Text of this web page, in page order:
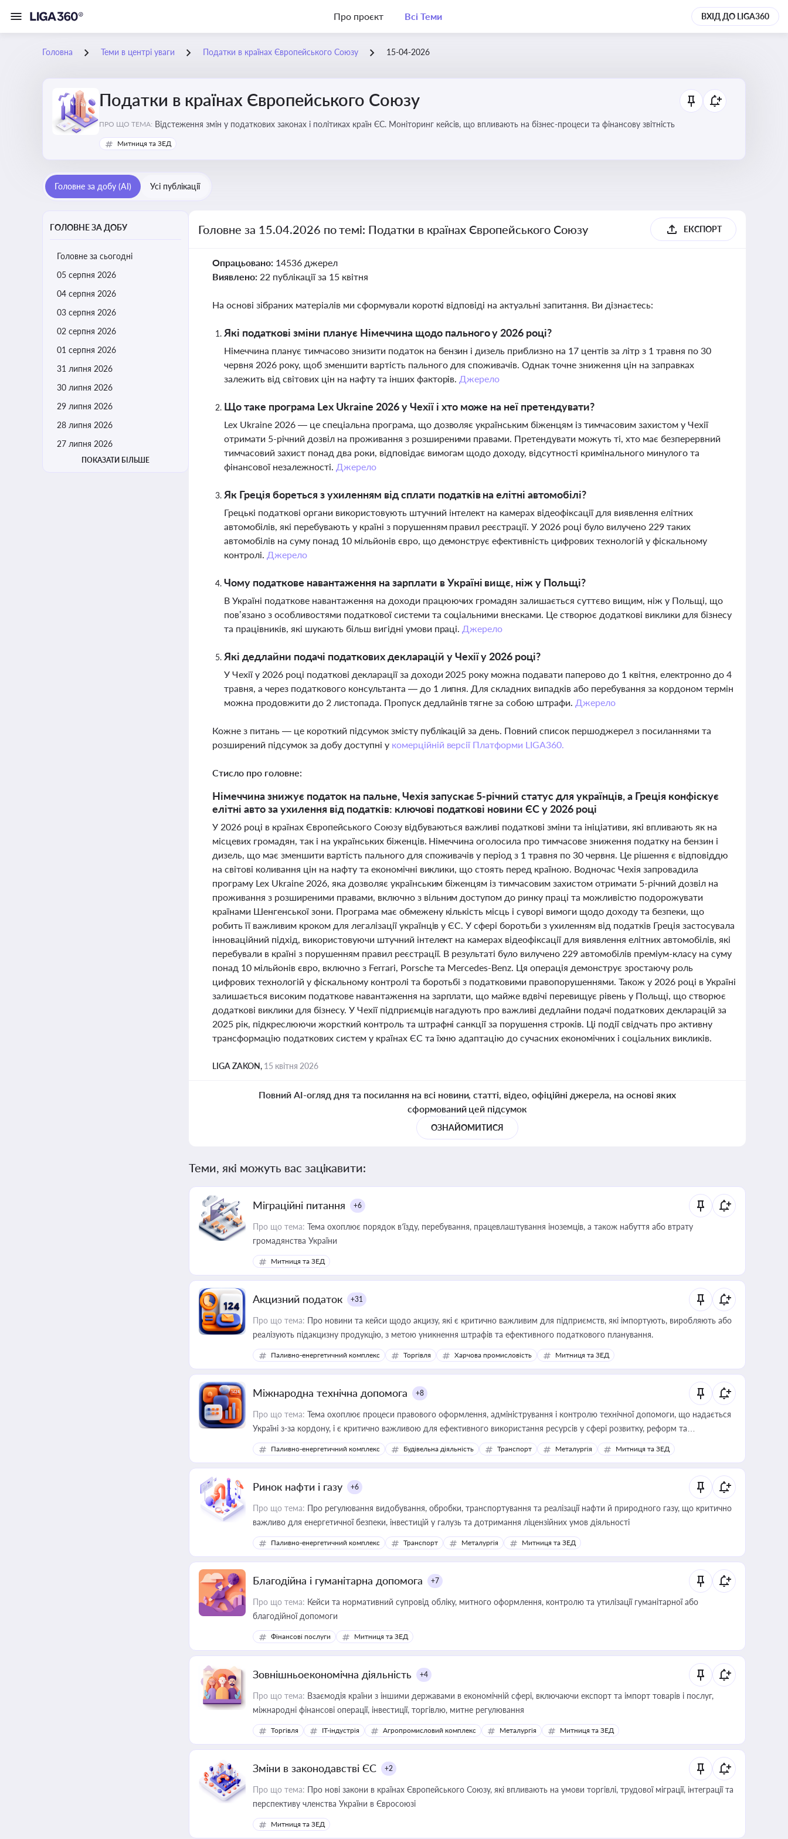
Про проєкт Всі Теми ВХІД ДО LIGA360
Головна Теми в центрі уваги Податки в країнах Європейського Союзу 15-04-2026
Податки в країнах Європейського Союзу
ПРО ЩО ТЕМА: Відстеження змін у податкових законах і політиках країн ЄС. Моніторинг кейсів, що впливають на бізнес-процеси та фінансову звітність
Митниця та ЗЕД
Головне за добу (AI) Усі публікації
ГОЛОВНЕ ЗА ДОБУ
Головне за сьогодні
05 серпня 2026
04 серпня 2026
03 серпня 2026
02 серпня 2026
01 серпня 2026
31 липня 2026
30 липня 2026
29 липня 2026
28 липня 2026
27 липня 2026
ПОКАЗАТИ БІЛЬШЕ
Головне за 15.04.2026 по темі: Податки в країнах Європейського Союзу ЕКСПОРТ
Опрацьовано: 14536 джерел
Виявлено: 22 публікації за 15 квітня
На основі зібраних матеріалів ми сформували короткі відповіді на актуальні запитання. Ви дізнаєтесь:
Які податкові зміни планує Німеччина щодо пального у 2026 році?
Німеччина планує тимчасово знизити податок на бензин і дизель приблизно на 17 центів за літр з 1 травня по 30
червня 2026 року, щоб зменшити вартість пального для споживачів. Однак точне зниження цін на заправках
залежить від світових цін на нафту та інших факторів. Джерело
Що таке програма Lex Ukraine 2026 у Чехії і хто може на неї претендувати?
Lex Ukraine 2026 — це спеціальна програма, що дозволяє українським біженцям із тимчасовим захистом у Чехії
отримати 5-річний дозвіл на проживання з розширеними правами. Претендувати можуть ті, хто має безперервний
тимчасовий захист понад два роки, відповідає вимогам щодо доходу, відсутності кримінального минулого та
фінансової незалежності. Джерело
Як Греція бореться з ухиленням від сплати податків на елітні автомобілі?
Грецькі податкові органи використовують штучний інтелект на камерах відеофіксації для виявлення елітних
автомобілів, які перебувають у країні з порушенням правил реєстрації. У 2026 році було вилучено 229 таких
автомобілів на суму понад 10 мільйонів євро, що демонструє ефективність цифрових технологій у фіскальному
контролі. Джерело
Чому податкове навантаження на зарплати в Україні вищє, ніж у Польщі?
В Україні податкове навантаження на доходи працюючих громадян залишається суттєво вищим, ніж у Польщі, що
пов’язано з особливостями податкової системи та соціальними внесками. Це створює додаткові виклики для бізнесу
та працівників, які шукають більш вигідні умови праці. Джерело
Які дедлайни подачі податкових декларацій у Чехії у 2026 році?
У Чехії у 2026 році податкові декларації за доходи 2025 року можна подавати паперово до 1 квітня, електронно до 4
травня, а через податкового консультанта — до 1 липня. Для складних випадків або перебування за кордоном термін
можна продовжити до 2 листопада. Пропуск дедлайнів тягне за собою штрафи. Джерело
Кожне з питань — це короткий підсумок змісту публікацій за день. Повний список першоджерел з посиланнями та
розширений підсумок за добу доступні у комерційній версії Платформи LIGA360.
Стисло про головне:
Німеччина знижує податок на пальне, Чехія запускає 5-річний статус для українців, а Греція конфіскує
елітні авто за ухилення від податків: ключові податкові новини ЄС у 2026 році
У 2026 році в країнах Європейського Союзу відбуваються важливі податкові зміни та ініціативи, які впливають як на
місцевих громадян, так і на українських біженців. Німеччина оголосила про тимчасове зниження податку на бензин і
дизель, що має зменшити вартість пального для споживачів у період з 1 травня по 30 червня. Це рішення є відповіддю
на світові коливання цін на нафту та економічні виклики, що стоять перед країною. Водночас Чехія запровадила
програму Lex Ukraine 2026, яка дозволяє українським біженцям із тимчасовим захистом отримати 5-річний дозвіл на
проживання з розширеними правами, включно з вільним доступом до ринку праці та можливістю подорожувати
країнами Шенгенської зони. Програма має обмежену кількість місць і суворі вимоги щодо доходу та безпеки, що
робить її важливим кроком для легалізації українців у ЄС. У сфері боротьби з ухиленням від податків Греція застосувала
інноваційний підхід, використовуючи штучний інтелект на камерах відеофіксації для виявлення елітних автомобілів, які
перебували в країні з порушенням правил реєстрації. В результаті було вилучено 229 автомобілів преміум-класу на суму
понад 10 мільйонів євро, включно з Ferrari, Porsche та Mercedes-Benz. Ця операція демонструє зростаючу роль
цифрових технологій у фіскальному контролі та боротьбі з податковими правопорушеннями. Також у 2026 році в Україні
залишається високим податкове навантаження на зарплати, що майже вдвічі перевищує рівень у Польщі, що створює
додаткові виклики для бізнесу. У Чехії підприємців нагадують про важливі дедлайни подачі податкових декларацій за
2025 рік, підкреслюючи жорсткий контроль та штрафні санкції за порушення строків. Ці події свідчать про активну
трансформацію податкових систем у країнах ЄС та їхню адаптацію до сучасних економічних і соціальних викликів.
LIGA ZAKON, 15 квітня 2026
Повний AI-огляд дня та посилання на всі новини, статті, відео, офіційні джерела, на основі яких
сформований цей підсумок
ОЗНАЙОМИТИСЯ
Теми, які можуть вас зацікавити:
Міграційні питання +6
Про що тема: Тема охоплює порядок в’їзду, перебування, працевлаштування іноземців, а також набуття або втрату
громадянства України
Митниця та ЗЕД
Акцизний податок +31
Про що тема: Про новини та кейси щодо акцизу, які є критично важливим для підприємств, які імпортують, виробляють або
реалізують підакцизну продукцію, з метою уникнення штрафів та ефективного податкового планування.
Паливно-енергетичний комплекс Торгівля Харчова промисловість Митниця та ЗЕД
Міжнародна технічна допомога +8
Про що тема: Тема охоплює процеси правового оформлення, адміністрування і контролю технічної допомоги, що надається
Україні з-за кордону, і є критично важливою для ефективного використання ресурсів у сфері розвитку, реформ та
інфраструктурних проєктів
Паливно-енергетичний комплекс Будівельна діяльність Транспорт Металургія Митниця та ЗЕД
Ринок нафти і газу +6
Про що тема: Про регулювання видобування, обробки, транспортування та реалізації нафти й природного газу, що критично
важливо для енергетичної безпеки, інвестицій у галузь та дотримання ліцензійних умов діяльності
Паливно-енергетичний комплекс Транспорт Металургія Митниця та ЗЕД
Благодійна і гуманітарна допомога +7
Про що тема: Кейси та нормативний супровід обліку, митного оформлення, контролю та утилізації гуманітарної або
благодійної допомоги
Фінансові послуги Митниця та ЗЕД
Зовнішньоекономічна діяльність +4
Про що тема: Взаємодія країни з іншими державами в економічній сфері, включаючи експорт та імпорт товарів і послуг,
міжнародні фінансові операції, інвестиції, торгівлю, митне регулювання
Торгівля IT-індустрія Агропромисловий комплекс Металургія Митниця та ЗЕД
Зміни в законодавстві ЄС +2
Про що тема: Про нові закони в країнах Європейського Союзу, які впливають на умови торгівлі, трудової міграції, інтеграції та
перспективу членства України в Євросоюзі
Митниця та ЗЕД